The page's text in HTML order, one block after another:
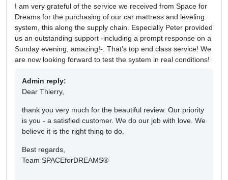
I am very grateful of the service we received from Space for
Dreams for the purchasing of our car mattress and leveling
system, this along the supply chain. Especially Peter provided
us an outstanding support -including a prompt response on a
Sunday evening, amazing!-. That's top end class service! We
are now looking forward to test the system in real conditions!
Admin reply:
Dear Thierry,
thank you very much for the beautiful review. Our priority
is you - a satisfied customer. We do our job with love. We
believe it is the right thing to do.
Best regards,
Team SPACEforDREAMS®